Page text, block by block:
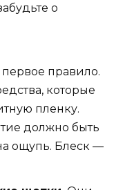
о
первое правило.
которые
пленку.
должно быть
ощупь. Блеск —